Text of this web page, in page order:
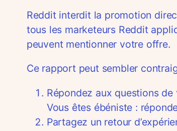
Reddit interdit la promotion
tous les marketeurs Reddit
peuvent mentionner votre offre.
Ce rapport peut sembler
Répondez aux questions
Vous êtes ébéniste :
Partagez un retour